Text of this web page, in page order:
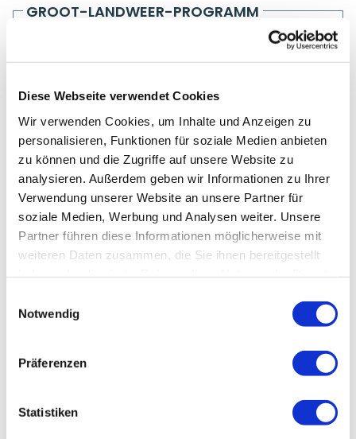
Diese Webseite verwendet Cookies
Wir verwenden Cookies, um Inhalte und Anzeigen zu
personalisieren, Funktionen für soziale Medien anbieten
zu können und die Zugriffe auf unsere Website zu
analysieren. Außerdem geben wir Informationen zu Ihrer
Verwendung unserer Website an unsere Partner für
soziale Medien, Werbung und Analysen weiter. Unsere
Partner führen diese Informationen möglicherweise mit
weiteren Daten zusammen, die Sie ihnen bereitgestellt
Notwendig
Präferenzen
Statistiken
GROOT-LANDWEER-PROGRAMM